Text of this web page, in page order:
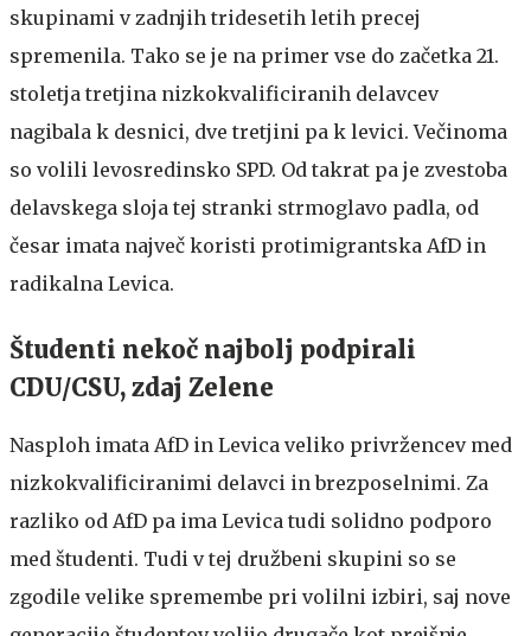
skupinami v zadnjih tridesetih letih precej
spremenila. Tako se je na primer vse do začetka 21.
stoletja tretjina nizkokvalificiranih delavcev
nagibala k desnici, dve tretjini pa k levici. Večinoma
so volili levosredinsko SPD. Od takrat pa je zvestoba
delavskega sloja tej stranki strmoglavo padla, od
česar imata največ koristi protimigrantska AfD in
radikalna Levica.
Študenti nekoč najbolj podpirali
CDU/CSU, zdaj Zelene
Nasploh imata AfD in Levica veliko privržencev med
nizkokvalificiranimi delavci in brezposelnimi. Za
razliko od AfD pa ima Levica tudi solidno podporo
med študenti. Tudi v tej družbeni skupini so se
zgodile velike spremembe pri volilni izbiri, saj nove